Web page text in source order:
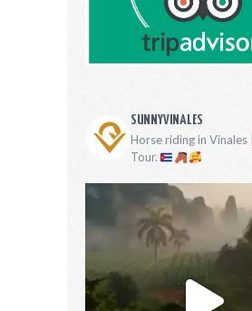
SUNNYVINALES
Horse riding in Vinales |
Tour.